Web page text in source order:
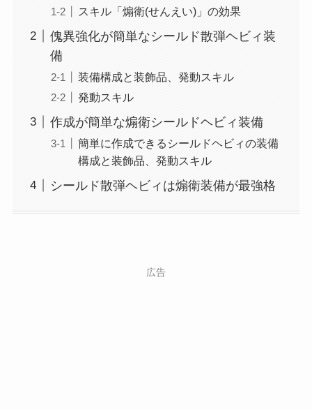
スキル「煽衛(せんえい)」の効果
傀異強化が簡単なシールド散弾ヘビィ装
備
装備構成と装飾品、発動スキル
発動スキル
作成が簡単な煽衛シールドヘビィ装備
簡単に作成できるシールドヘビィの装備
構成と装飾品、発動スキル
シールド散弾ヘビィは煽衛装備が最強格
広告